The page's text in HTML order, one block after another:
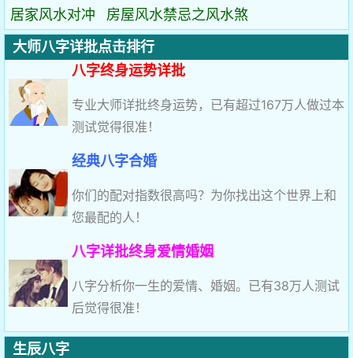
居家风水对冲
房屋风水禁忌之风水煞
大师八字详批点击排行
八字终身运势详批
专业大师详批终身运势，已有超过167万人做过本
测试觉得很准！
经典八字合婚
你们的配对指数很高吗？为你找出这个世界上和
您最配的人！
八字详批终身爱情婚姻
八字分析你一生的爱情、婚姻。已有38万人测试
后觉得很准！
生辰八字